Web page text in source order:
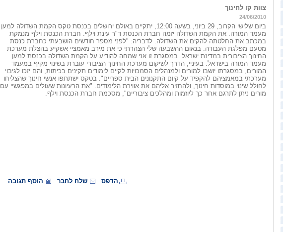
צוות קו לחינוך
24/06/2010
ביום שלישי הקרוב, 29 ביוני, בשעה 12:00, יתקיים באולם ירושלים בכנסת טקס הקמת השדולה למען
מעמד המורה. את הקמת השדולה יזמה חברת הכנסת ד"ר עינת וילף. חברת הכנסת וילף מנמקת
במכתב את החלטתה להקים את השדולה. לדבריה: "לפני מספר חודשים הושבעתי כחברת כנסת
מטעם מפלגת העבודה. בנאום ההשבעה שלי הצהרתי כי את מירב מאמציי אשקיע בהצלת מערכת
החינוך הציבורית במדינת ישראל. במסגרת זו אני שמחה להודיע על הקמת השדולה בכנסת למען
מעמד המורה בישראל. בעיניי, הדרך לשיקום מערכת החינוך הציבורי עוברת בשינוי מקיף במעמד
המורים, במסגרתו יושבו למורים ולמנהלים הסמכויות לקיים לימודים תקינים בכיתות, והם יזכו לגיבוי
מערכתי במאמציהם להקפיד על קיום התקנונים הבית ספריים". בטקס ישתתפו אנשי חינוך שהצליחו
לחולל שינוי במוסדות חינוך, ולהחזיר אליהם את אווירת הלימודים. "את הרעיונות שעולים במפגשיי עם
מורים ניתן לתרגם אחר כך ליוזמות ומהלכים ציבוריים", מסכמת חברת הכנסת וילף.
הדפס שלח לחבר הוסף תגובה